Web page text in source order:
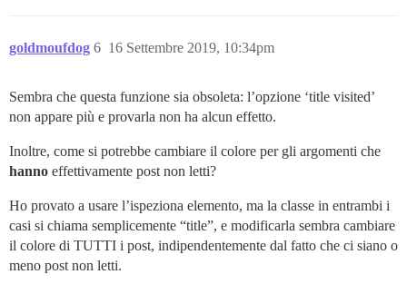
goldmoufdog 16 Settembre 2019, 10:34pm
6
Sembra che questa funzione sia obsoleta: l’opzione ‘title visited’
non appare più e provarla non ha alcun effetto.
Inoltre, come si potrebbe cambiare il colore per gli argomenti che
hanno effettivamente post non letti?
Ho provato a usare l’ispeziona elemento, ma la classe in entrambi i
casi si chiama semplicemente “title”, e modificarla sembra cambiare
il colore di TUTTI i post, indipendentemente dal fatto che ci siano o
meno post non letti.